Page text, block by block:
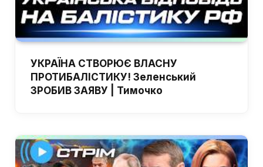
УКРАЇНА СТВОРЮЄ ВЛАСНУ
ПРОТИБАЛІСТИКУ! Зеленський
ЗРОБИВ ЗАЯВУ | Тимочко